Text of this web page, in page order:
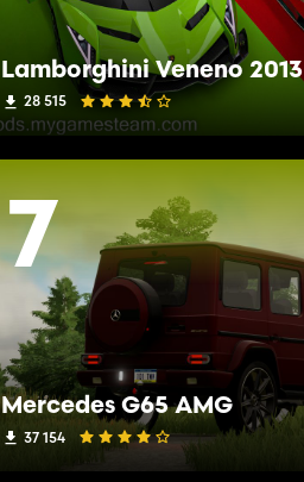
Lamborghini Veneno 2013
28 515
7
Mercedes G65 AMG
37 154